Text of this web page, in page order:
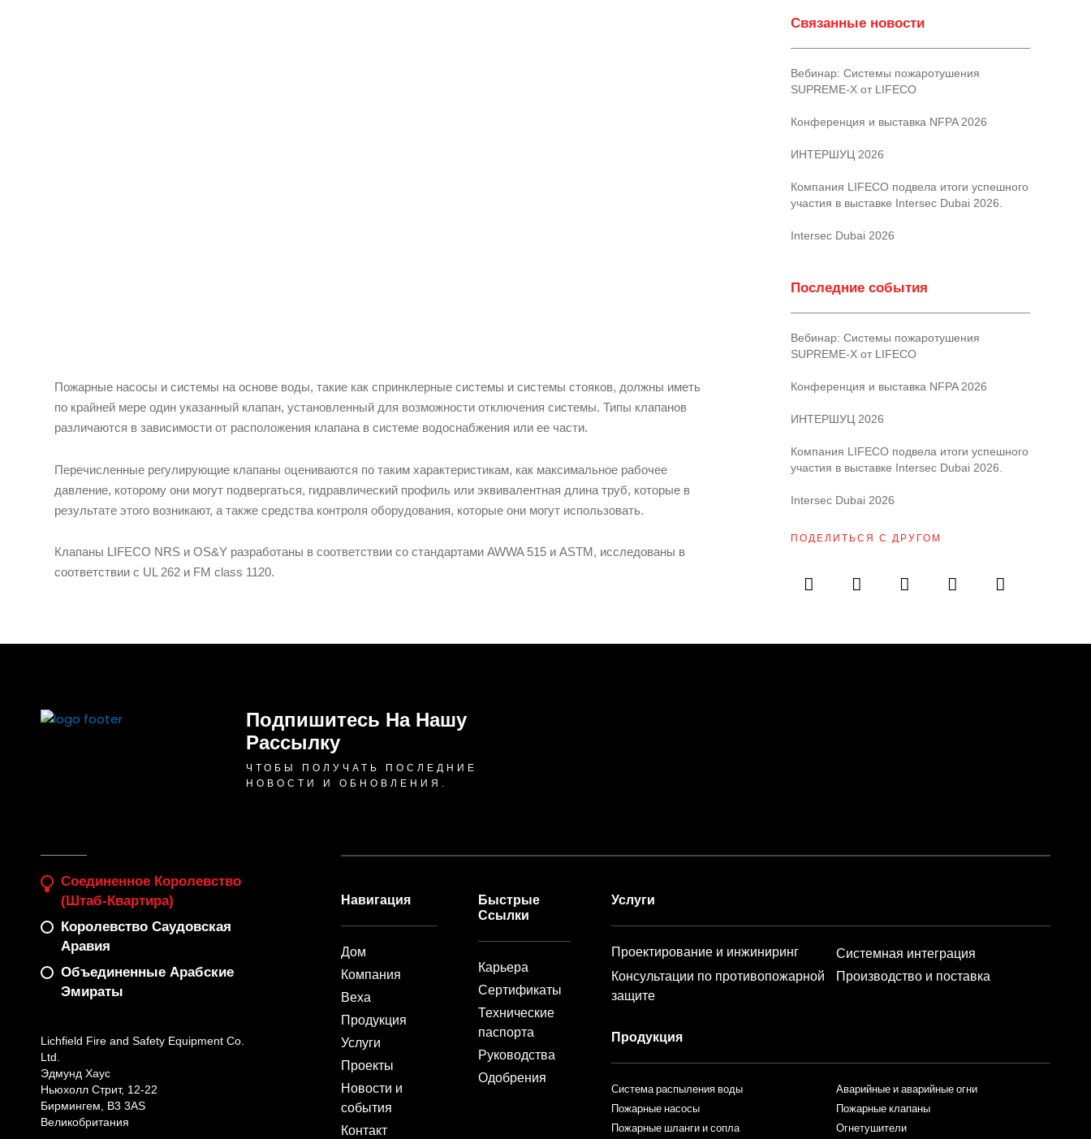
Пожарные насосы и системы на основе воды, такие как спринклерные системы и системы стояков, должны иметь
по крайней мере один указанный клапан, установленный для возможности отключения системы. Типы клапанов
различаются в зависимости от расположения клапана в системе водоснабжения или ее части.
Перечисленные регулирующие клапаны оцениваются по таким характеристикам, как максимальное рабочее
давление, которому они могут подвергаться, гидравлический профиль или эквивалентная длина труб, которые в
результате этого возникают, а также средства контроля оборудования, которые они могут использовать.
Клапаны LIFECO NRS и OS&Y разработаны в соответствии со стандартами AWWA 515 и ASTM, исследованы в
соответствии с UL 262 и FM class 1120.
Связанные новости
Вебинар: Системы пожаротушения
SUPREME-X от LIFECO
Конференция и выставка NFPA 2026
ИНТЕРШУЦ 2026
Компания LIFECO подвела итоги успешного
участия в выставке Intersec Dubai 2026.
Intersec Dubai 2026
Последние события
Вебинар: Системы пожаротушения
SUPREME-X от LIFECO
Конференция и выставка NFPA 2026
ИНТЕРШУЦ 2026
Компания LIFECO подвела итоги успешного
участия в выставке Intersec Dubai 2026.
Intersec Dubai 2026
ПОДЕЛИТЬСЯ С ДРУГОМ
Подпишитесь На Нашу
Рассылку
ЧТОБЫ ПОЛУЧАТЬ ПОСЛЕДНИЕ
НОВОСТИ И ОБНОВЛЕНИЯ.
Соединенное Королевство
(штаб-Квартира)
Королевство Саудовская
Аравия
Объединенные Арабские
Эмираты
Lichfield Fire and Safety Equipment Co.
Ltd.
Эдмунд Хаус
Ньюхолл Стрит, 12-22
Бирмингем, B3 3AS
Великобритания
Навигация
Дом
Компания
Веха
Продукция
Услуги
Проекты
Новости и
события
Контакт
Быстрые
Ссылки
Карьера
Сертификаты
Технические
паспорта
Руководства
Одобрения
Услуги
Проектирование и инжиниринг
Системная интеграция
Консультации по противопожарной
защите
Производство и поставка
Продукция
Система распыления воды
Аварийные и аварийные огни
Пожарные насосы
Пожарные клапаны
Пожарные шланги и сопла
Огнетушители